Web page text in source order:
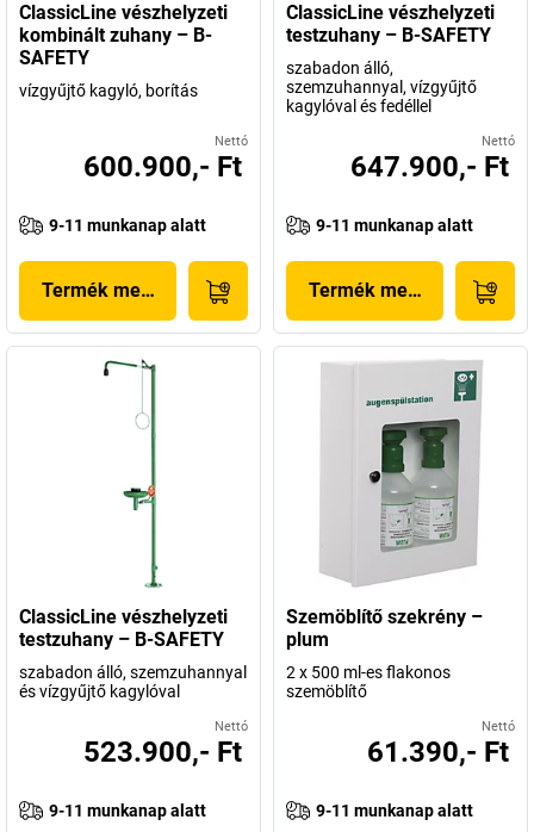
ClassicLine vészhelyzeti
kombinált zuhany – B-
SAFETY
vízgyűjtő kagyló, borítás
Nettó
600.900,- Ft
9-11 munkanap alatt
Termék megjelenítése
ClassicLine vészhelyzeti
testzuhany – B-SAFETY
szabadon álló,
szemzuhannyal, vízgyűjtő
kagylóval és fedéllel
Nettó
647.900,- Ft
9-11 munkanap alatt
Termék megjelenítése
ClassicLine vészhelyzeti
testzuhany – B-SAFETY
szabadon álló, szemzuhannyal
és vízgyűjtő kagylóval
Nettó
523.900,- Ft
9-11 munkanap alatt
Szemöblítő szekrény –
plum
2 x 500 ml-es flakonos
szemöblítő
Nettó
61.390,- Ft
9-11 munkanap alatt